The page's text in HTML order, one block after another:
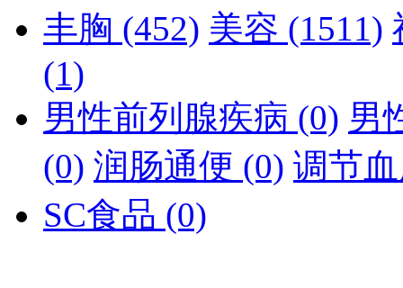
丰胸 (452) 美容 (1511)
(1)
男性前列腺疾病 (0) 男
(0) 润肠通便 (0) 调节
SC食品 (0)